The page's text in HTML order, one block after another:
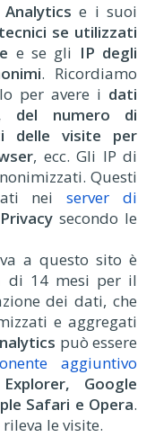
e i suoi
tecnici se utilizzati
e se gli IP degli
. Ricordiamo
per avere i dati
del numero di
delle visite per
, ecc. Gli IP di
Questi
neiserver di
Privacysecondo le
a questo sito è
di 14 mesi per il
dei dati, che
e aggregati
può essere
aggiuntivo
Google
Safari e Opera.
le visite.